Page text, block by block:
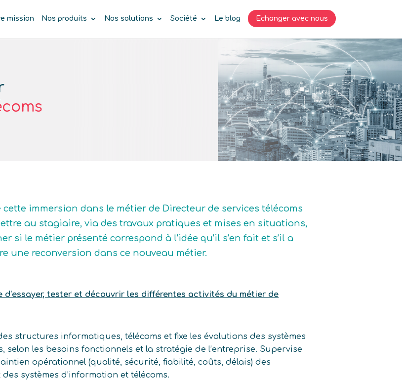
mission Nos produits Nos solutions Société Le blog Echanger avec nous
cette immersion dans le métier de Directeur de services télécoms
au stagiaire, via des travaux pratiques et mises en situations,
si le métier présenté correspond à l’idée qu’il s’en fait et s’il a
une reconversion dans ce nouveau métier.
tester et découvrir les différentes activités du métier de
structures informatiques, télécoms et fixe les évolutions des systèmes
selon les besoins fonctionnels et la stratégie de l’entreprise. Supervise
opérationnel (qualité, sécurité, fiabilité, coûts, délais) des
systèmes d’information et télécoms.